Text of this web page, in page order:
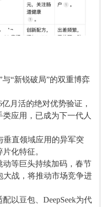
“新锐破局”的双重博弈
月活的绝对优势验证，
应用，已成为下一代人
垂直领域应用的异军突
化特征。
动等巨头持续加码，春节
大战，将推动市场竞争进
以豆包、DeepSeek为代